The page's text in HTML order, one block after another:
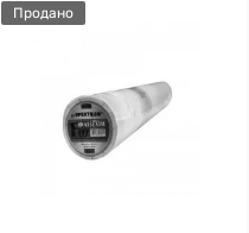
Продано